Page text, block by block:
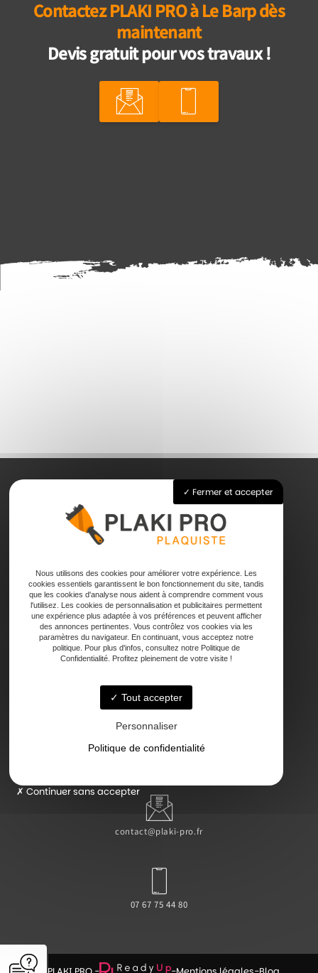
Contactez PLAKI PRO à Le Barp dès
maintenant
Devis gratuit pour vos travaux !
Accueil
Pose de plaque de plâtre
Faux plafond
Contact
47000 Agen
contact@plaki-pro.fr
07 67 75 44 80
Fermer et accepter
Nous utilisons des cookies pour améliorer votre expérience. Les
cookies essentiels garantissent le bon fonctionnement du site, tandis
que les cookies d'analyse nous aident à comprendre comment vous
l'utilisez. Les cookies de personnalisation et publicitaires permettent
une expérience plus adaptée à vos préférences et peuvent afficher
des annonces pertinentes. Vous contrôlez vos cookies via les
paramètres du navigateur. En continuant, vous acceptez notre
politique. Pour plus d'infos, consultez notre Politique de
Confidentialité. Profitez pleinement de votre visite !
Tout accepter
Personnaliser
Politique de confidentialité
Continuer sans accepter